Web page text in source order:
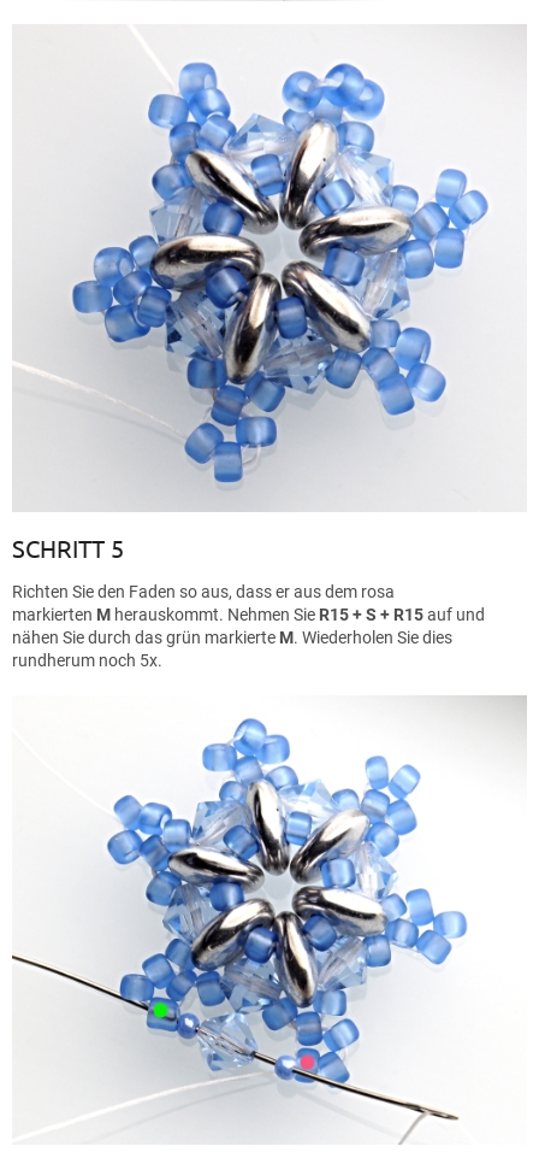
SCHRITT 5
Richten Sie den Faden so aus, dass er aus dem rosa
markierten M herauskommt. Nehmen Sie R15 + S + R15auf und
nähen Sie durch das grün markierte M. Wiederholen Sie dies
rundherum noch 5x.